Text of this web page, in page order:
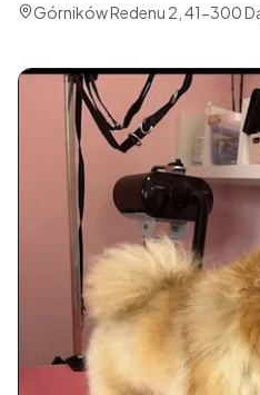
Górników Redenu 2, 41-300